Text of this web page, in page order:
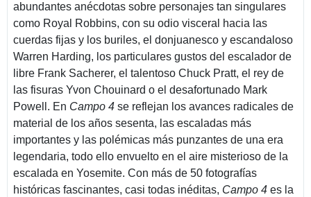
abundantes anécdotas sobre personajes tan singulares
como Royal Robbins, con su odio visceral hacia las
cuerdas fijas y los buriles, el donjuanesco y escandaloso
Warren Harding, los particulares gustos del escalador de
libre Frank Sacherer, el talentoso Chuck Pratt, el rey de
las fisuras Yvon Chouinard o el desafortunado Mark
Powell. En Campo 4 se reflejan los avances radicales de
material de los años sesenta, las escaladas más
importantes y las polémicas más punzantes de una era
legendaria, todo ello envuelto en el aire misterioso de la
escalada en Yosemite. Con más de 50 fotografías
históricas fascinantes, casi todas inéditas, Campo 4 es la